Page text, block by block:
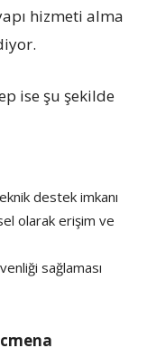
hizmeti alma
ise şu şekilde
destek imkanı
olarak erişim ve
sağlaması